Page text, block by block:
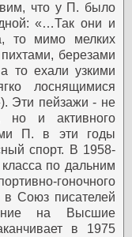
что у П. было
«…Так они и
то мимо мелких
березами
то ехали узкими
лоснящимися
Эти пейзажи - не
но и активного
П. в эти годы
спорт. В 1958-
по дальним
гоночного
в Союз писателей
на Высшие
в 1975